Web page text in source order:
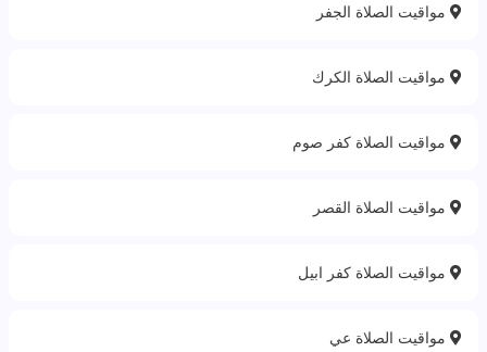
مواقيت الصلاة الجفر
مواقيت الصلاة الكرك
مواقيت الصلاة كفر صوم
مواقيت الصلاة القصر
مواقيت الصلاة كفر ابيل
مواقيت الصلاة عي